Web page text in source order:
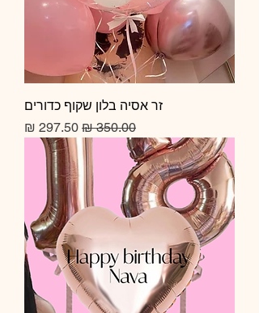
זר אסיה בלון שקוף כדורים
מחיר רגיל מחיר מבצע